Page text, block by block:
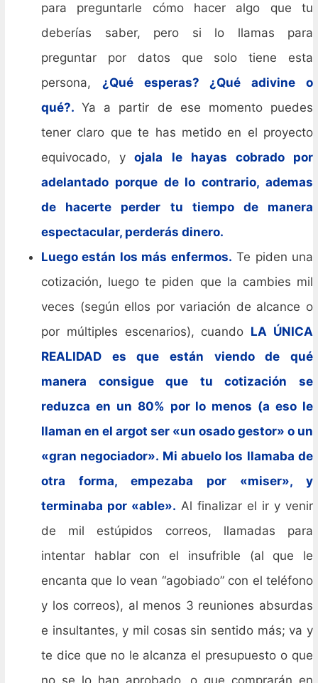
para preguntarle cómo hacer algo que tu
deberías saber, pero si lo llamas para
preguntar por datos que solo tiene esta
persona, ¿Qué esperas? ¿Qué adivine o
qué?.Ya a partir de ese momento puedes
tener claro que te has metido en el proyecto
equivocado,
y ojala le hayas cobrado por
adelantado porque de lo contrario, ademas
de hacerte perder tu tiempo de manera
espectacular, perderás dinero.
Luego están los más enfermos. Te piden una
cotización, luego te piden que la cambies mil
veces (según ellos por variación de alcance o
por múltiples escenarios), cuando LA ÚNICA
REALIDAD es que están viendo de qué
manera consigue que tu cotización se
reduzca en un 80% por lo menos (a eso le
llaman en el argot ser «un osado gestor» o un
«gran negociador». Mi abuelo los llamaba de
otra forma, empezaba por «miser», y
terminaba por «able». Al finalizar el ir y venir
de mil estúpidos correos, llamadas para
intentar hablar con el insufrible (al que le
encanta que lo vean “agobiado” con el teléfono
y los correos), al menos 3 reuniones absurdas
e insultantes, y mil cosas sin sentido más; va y
te dice que no le alcanza el presupuesto o que
no se lo han aprobado, o que comprarán en